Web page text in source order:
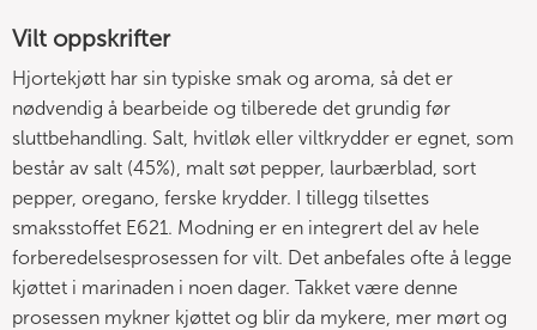
Vilt oppskrifter
Hjortekjøtt har sin typiske smak og aroma, så det er
nødvendig å bearbeide og tilberede det grundig før
sluttbehandling. Salt, hvitløk eller viltkrydder er egnet, som
består av salt (45%), malt søt pepper, laurbærblad, sort
pepper, oregano, ferske krydder. I tillegg tilsettes
smaksstoffet E621. Modning er en integrert del av hele
forberedelsesprosessen for vilt. Det anbefales ofte å legge
kjøttet i marinaden i noen dager. Takket være denne
prosessen mykner kjøttet og blir da mykere, mer mørt og